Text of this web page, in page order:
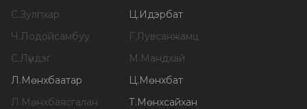
С.Зулпхар Ц.Идэрбат
Ч.Лодойсамбуу Г.Лувсанжамц
С.Лүндэг М.Мандхай
Л.Мөнхбаатар Ц.Мөнхбат
Л.Мөнхбаясгалан Т.Мөнхсайхан